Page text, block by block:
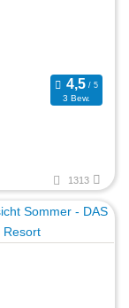
3 Bew.
1313